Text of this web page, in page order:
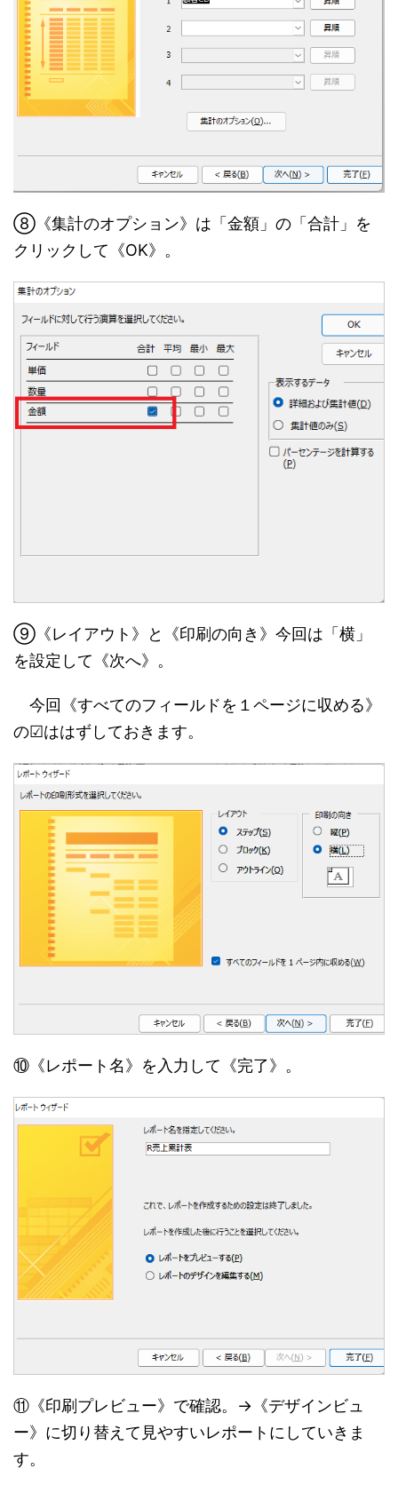
⑧《集計のオプション》は「金額」の「合計」を
クリックして《OK》。
⑨《レイアウト》と《印刷の向き》今回は「横」
を設定して《次へ》。
今回《すべてのフィールドを１ページに収める》
の☑ははずしておきます。
⑩《レポート名》を入力して《完了》。
⑪《印刷プレビュー》で確認。→《デザインビュ
ー》に切り替えて見やすいレポートにしていきま
す。